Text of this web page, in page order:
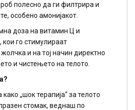
полесно да ги филтрира и
особено амонијакот.
доза на витамин Ц и
го стимулираат
и на тој начин директно
и чистењето на телото.
„шок терапија“ за телото
стомак, веднаш по